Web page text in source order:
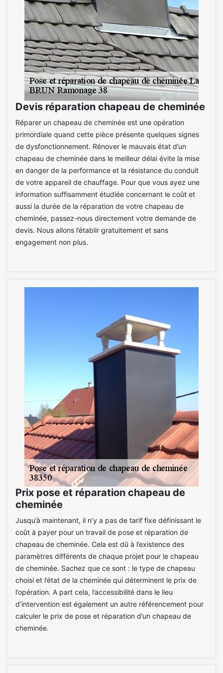
Devis réparation chapeau de cheminée
Réparer un chapeau de cheminée est une opération
primordiale quand cette pièce présente quelques signes
de dysfonctionnement. Rénover le mauvais état d’un
chapeau de cheminée dans le meilleur délai évite la mise
en danger de la performance et la résistance du conduit
de votre appareil de chauffage. Pour que vous ayez une
information suffisamment étudiée concernant le coût et
aussi la durée de la réparation de votre chapeau de
cheminée, passez-nous directement votre demande de
devis. Nous allons l’établir gratuitement et sans
engagement non plus.
Prix pose et réparation chapeau de
cheminée
Jusqu’à maintenant, il n’y a pas de tarif fixe définissant le
coût à payer pour un travail de pose et réparation de
chapeau de cheminée. Cela est dû à l’existence des
paramètres différents de chaque projet pour le chapeau
de cheminée. Sachez que ce sont : le type de chapeau
choisi et l’état de la cheminée qui déterminent le prix de
l’opération. A part cela, l’accessibilité dans le lieu
d’intervention est également un autre référencement pour
calculer le prix de pose et réparation d’un chapeau de
cheminée.